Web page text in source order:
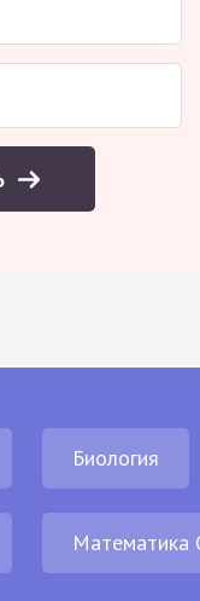
Биология
Математика